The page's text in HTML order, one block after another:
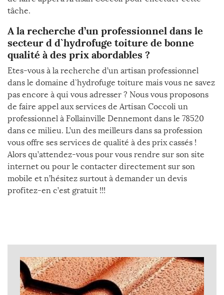
tâche.
A la recherche d’un professionnel dans le
secteur d d`hydrofuge toiture de bonne
qualité à des prix abordables ?
Etes-vous à la recherche d’un artisan professionnel
dans le domaine d`hydrofuge toiture mais vous ne savez
pas encore à qui vous adresser ? Nous vous proposons
de faire appel aux services de Artisan Coccoli un
professionnel à Follainville Dennemont dans le 78520
dans ce milieu. L’un des meilleurs dans sa profession
vous offre ses services de qualité à des prix cassés !
Alors qu’attendez-vous pour vous rendre sur son site
internet ou pour le contacter directement sur son
mobile et n’hésitez surtout à demander un devis
profitez-en c’est gratuit !!!